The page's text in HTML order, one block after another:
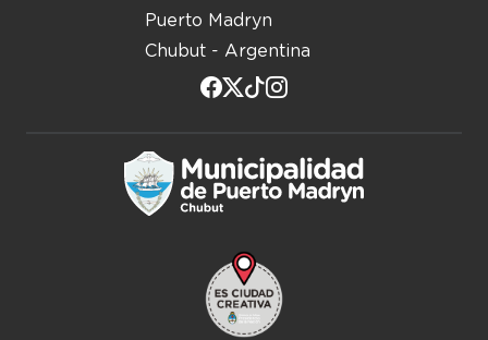
Puerto Madryn
Chubut - Argentina